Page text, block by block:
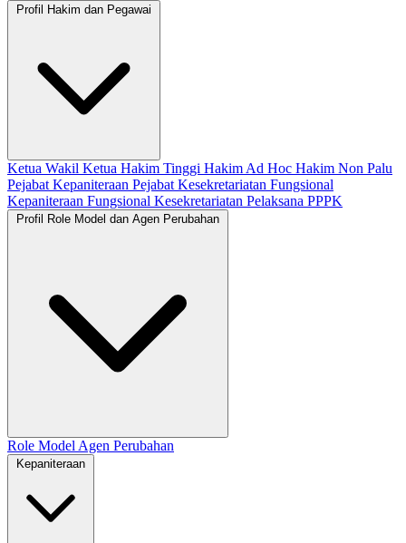
Profil Hakim dan Pegawai
Ketua Wakil Ketua Hakim Tinggi Hakim Ad Hoc Hakim Non Palu
Pejabat Kepaniteraan Pejabat Kesekretariatan Fungsional
Kepaniteraan Fungsional Kesekretariatan Pelaksana PPPK
Profil Role Model dan Agen Perubahan
Role Model Agen Perubahan
Kepaniteraan